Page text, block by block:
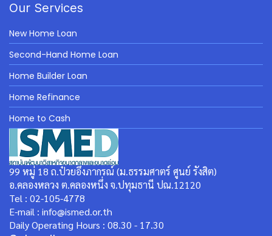
Our Services
New Home Loan
Second-Hand Home Loan
Home Builder Loan
Home Refinance
Home to Cash
99 หมู่ 18 ถ.ป๋วยอึ๊งภากรณ์ (ม.ธรรมศาตร์ ศูนย์ รังสิต)
อ.คลองหลวง ต.คลองหนึ่ง จ.ปทุมธานี ปณ.12120
Tel : 02-105-4778
E-mail : info@ismed.or.th
Daily Operating Hours : 08.30 - 17.30